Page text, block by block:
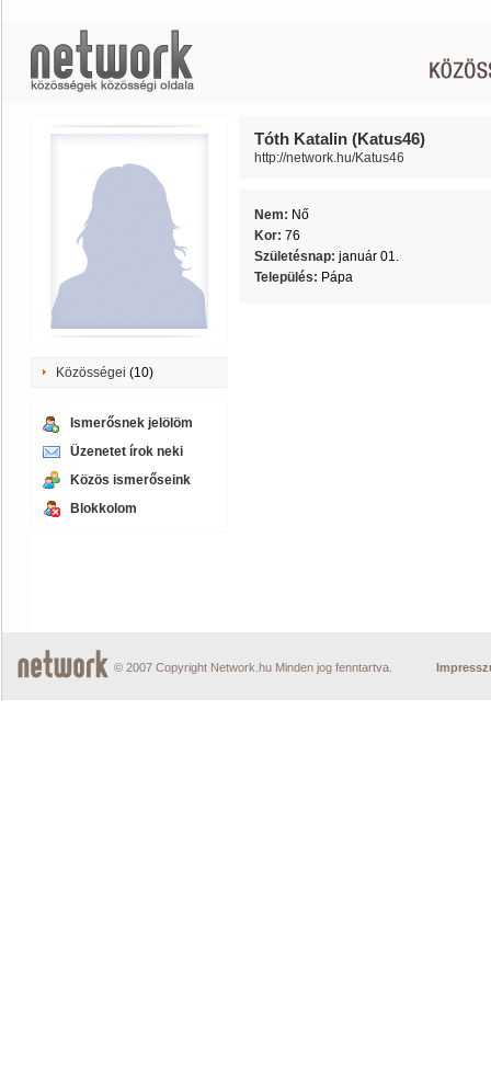
Közösségei (10)
Ismerősnek jelölöm
Üzenetet írok neki
Közös ismerőseink
Blokkolom
Tóth Katalin (Katus46)
http://network.hu/Katus46
Nem: Nő
Kor: 76
Születésnap: január 01.
Település: Pápa
© 2007 Copyright Network.hu Minden jog fenntartva.